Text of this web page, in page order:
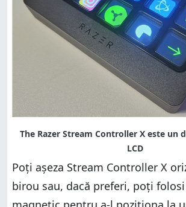
Poți așeza Stream Controller X
birou sau, dacă preferi, poți